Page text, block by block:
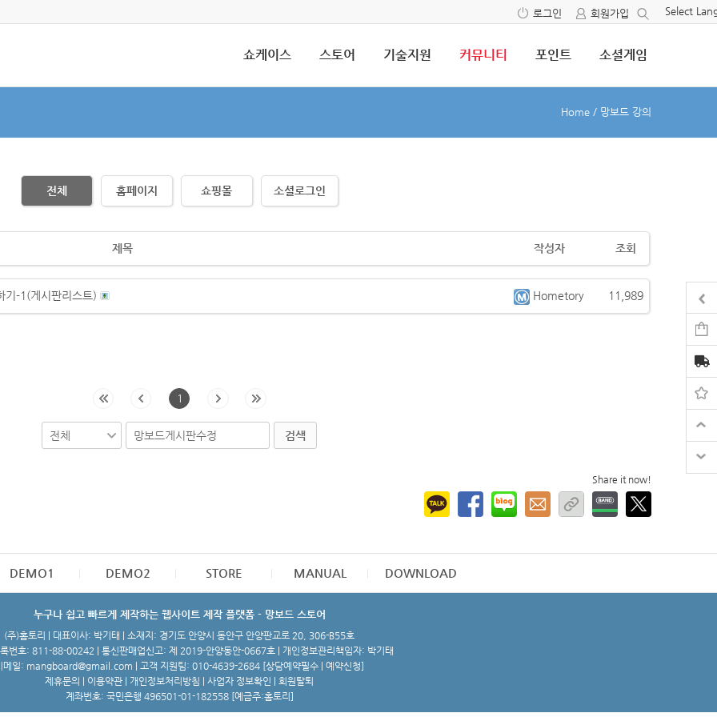
Select
로그인 회원가입
쇼케이스 스토어 기술지원 커뮤니티 포인트 소셜게임
Home / 망보드 강의
전체 홈페이지 쇼핑몰 소셜로그인
제목 작성자 조회
기-1(게시판리스트) Hometory 11,989
1
검색
Share it now!
DEMO1 DEMO2 STORE MANUAL DOWNLOAD
누구나 쉽고 빠르게 제작하는 웹사이트 제작 플랫폼 - 망보드 스토어
(주)홈토리 | 대표이사: 박기태 | 소재지: 경기도 안양시 동안구 안양판교로 20, 306-B55호
번호: 811-88-00242 | 통신판매업신고: 제 2019-안양동안-0667호 | 개인정보관리책임자: 박기태
메일: mangboard@gmail.com | 고객 지원팀: 010-4639-2684 [상담예약필수 | 예약신청]
제휴문의
이용약관 개인정보처리방침 사업자 정보확인
회원탈퇴
계좌번호: 국민은행 496501-01-182558 [예금주:홈토리]